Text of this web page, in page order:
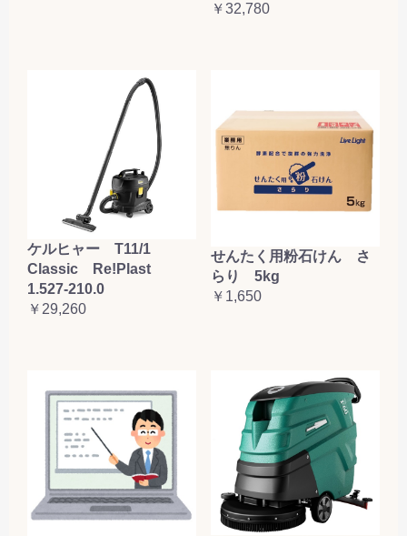
￥32,780
ケルヒャー T11/1
Classic Re!Plast
1.527-210.0
￥29,260
せんたく用粉石けん さ
らり 5kg
￥1,650